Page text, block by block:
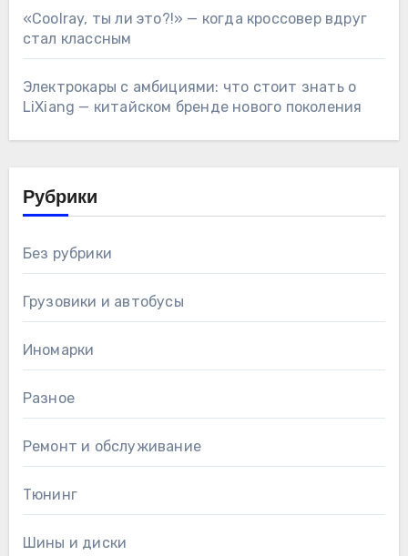
«Coolray, ты ли это?!» — когда кроссовер вдруг
стал классным
Электрокары с амбициями: что стоит знать о
LiXiang — китайском бренде нового поколения
Рубрики
Без рубрики
Грузовики и автобусы
Иномарки
Разное
Ремонт и обслуживание
Тюнинг
Шины и диски